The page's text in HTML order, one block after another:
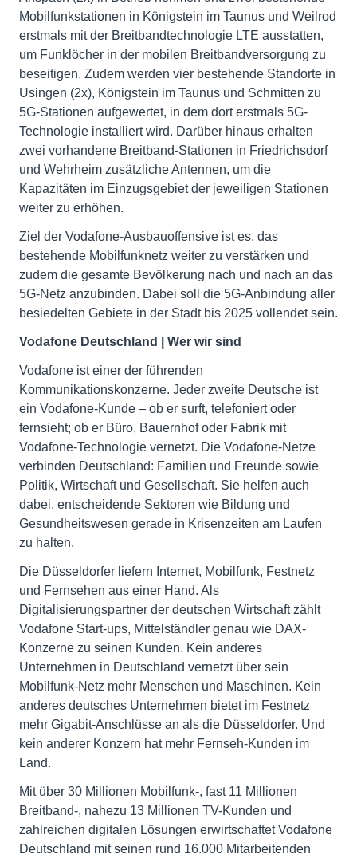
Mobilfunkstationen in Königstein im Taunus und Weilrod
erstmals mit der Breitbandtechnologie LTE ausstatten,
um Funklöcher in der mobilen Breitbandversorgung zu
beseitigen. Zudem werden vier bestehende Standorte in
Usingen (2x), Königstein im Taunus und Schmitten zu
5G-Stationen aufgewertet, in dem dort erstmals 5G-
Technologie installiert wird. Darüber hinaus erhalten
zwei vorhandene Breitband-Stationen in Friedrichsdorf
und Wehrheim zusätzliche Antennen, um die
Kapazitäten im Einzugsgebiet der jeweiligen Stationen
weiter zu erhöhen.
Ziel der Vodafone-Ausbauoffensive ist es, das
bestehende Mobilfunknetz weiter zu verstärken und
zudem die gesamte Bevölkerung nach und nach an das
5G-Netz anzubinden. Dabei soll die 5G-Anbindung aller
besiedelten Gebiete in der Stadt bis 2025 vollendet sein.
Vodafone Deutschland | Wer wir sind
Vodafone ist einer der führenden
Kommunikationskonzerne. Jeder zweite Deutsche ist
ein Vodafone-Kunde – ob er surft, telefoniert oder
fernsieht; ob er Büro, Bauernhof oder Fabrik mit
Vodafone-Technologie vernetzt. Die Vodafone-Netze
verbinden Deutschland: Familien und Freunde sowie
Politik, Wirtschaft und Gesellschaft. Sie helfen auch
dabei, entscheidende Sektoren wie Bildung und
Gesundheitswesen gerade in Krisenzeiten am Laufen
zu halten.
Die Düsseldorfer liefern Internet, Mobilfunk, Festnetz
und Fernsehen aus einer Hand. Als
Digitalisierungspartner der deutschen Wirtschaft zählt
Vodafone Start-ups, Mittelständler genau wie DAX-
Konzerne zu seinen Kunden. Kein anderes
Unternehmen in Deutschland vernetzt über sein
Mobilfunk-Netz mehr Menschen und Maschinen. Kein
anderes deutsches Unternehmen bietet im Festnetz
mehr Gigabit-Anschlüsse an als die Düsseldorfer. Und
kein anderer Konzern hat mehr Fernseh-Kunden im
Land.
Mit über 30 Millionen Mobilfunk-, fast 11 Millionen
Breitband-, nahezu 13 Millionen TV-Kunden und
zahlreichen digitalen Lösungen erwirtschaftet Vodafone
Deutschland mit seinen rund 16.000 Mitarbeitenden